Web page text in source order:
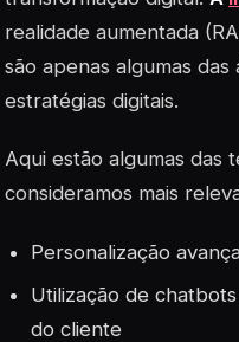
realidade aumentada
são apenas algumas
estratégias digitais.
Aqui estão algumas das
consideramos mais
Personalização
Utilização de
do cliente